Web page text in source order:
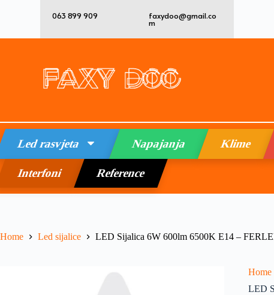
063 899 909 faxydoo@gmail.co
m
Led rasvjeta Napajanja Klime
Interfoni Reference
Home Led sijalice LED Sijalica 6W 600lm 6500K E14 –
Home
LED